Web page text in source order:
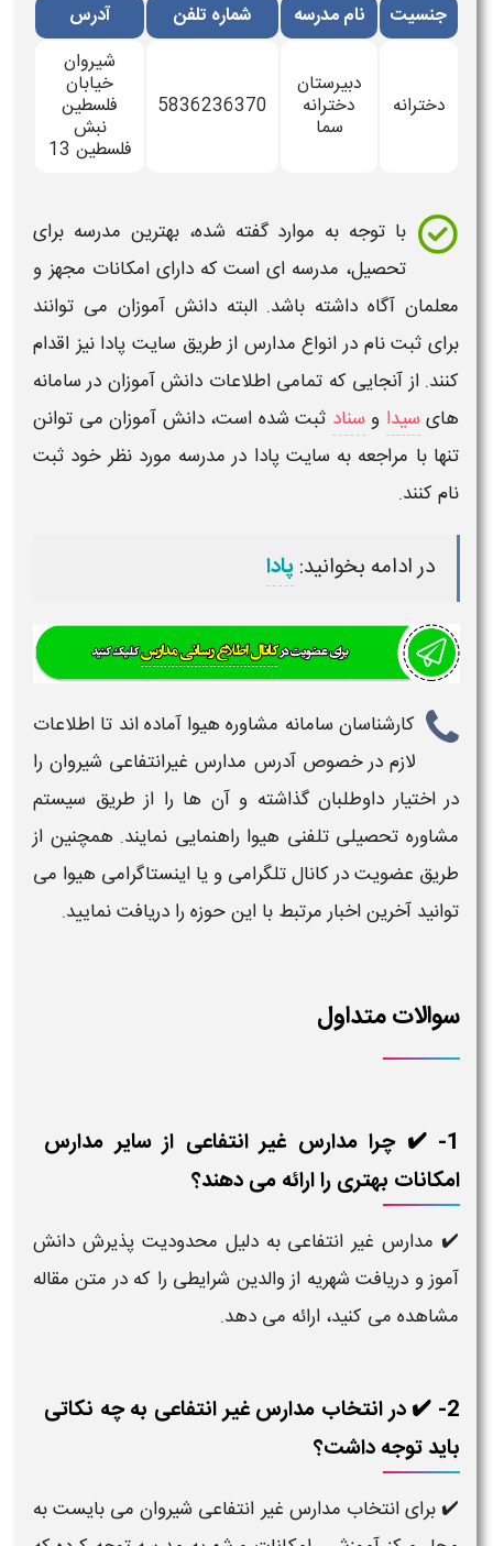
جنسیت نام مدرسه شماره تلفن آدرس
دخترانه
دبیرستان
دخترانه
سما
5836236370
شیروان
خیابان
فلسطین
نبش
فلسطین 13
با توجه به موارد گفته شده، بهترین مدرسه برای
تحصیل، مدرسه ای است که دارای امکانات مجهز و
معلمان آگاه داشته باشد. البته دانش آموزان می توانند
برای ثبت نام در انواع مدارس از طریق سایت پادا نیز اقدام
کنند. از آنجایی که تمامی اطلاعات دانش آموزان در سامانه
های سیدا و سناد ثبت شده است، دانش آموزان می توانن
تنها با مراجعه به سایت پادا در مدرسه مورد نظر خود ثبت
نام کنند.
در ادامه بخوانید:پادا
کارشناسان سامانه مشاوره هیوا آماده اند تا اطلاعات
لازم در خصوصآدرس مدارس غیرانتفاعی شیروانرا
در اختیار داوطلبان گذاشته و آن ها را از طریق سیستم
مشاوره تحصیلی تلفنی هیوا راهنمایی نمایند. همچنین از
طریق عضویت در کانال تلگرامی و یا اینستاگرامی هیوا می
توانید آخرین اخبار مرتبط با این حوزه را دریافت نمایید.
سوالات متداول
1- ✔️ چرا مدارس غیر انتفاعی از سایر مدارس
امکانات بهتری را ارائه می دهند؟
✔️ مدارس غیر انتفاعی به دلیل محدودیت پذیرش دانش
آموز و دریافت شهریه از والدین شرایطی را که در متن مقاله
مشاهده می کنید، ارائه می دهد.
2- ✔️ در انتخاب مدارس غیر انتفاعی به چه نکاتی
باید توجه داشت؟
✔️ برای انتخاب مدارس غیر انتفاعی شیروان می بایست به